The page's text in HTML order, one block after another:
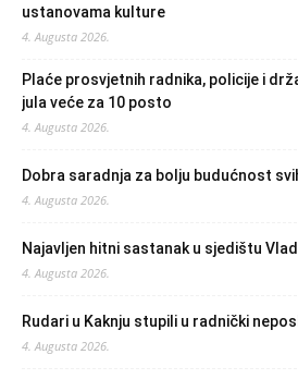
ustanovama kulture
4. Augusta 2026.
Plaće prosvjetnih radnika, policije i
jula veće za 10 posto
4. Augusta 2026.
Dobra saradnja za bolju budućnost
4. Augusta 2026.
Najavljen hitni sastanak u sjedištu
4. Augusta 2026.
Rudari u Kaknju stupili u radnički
4. Augusta 2026.